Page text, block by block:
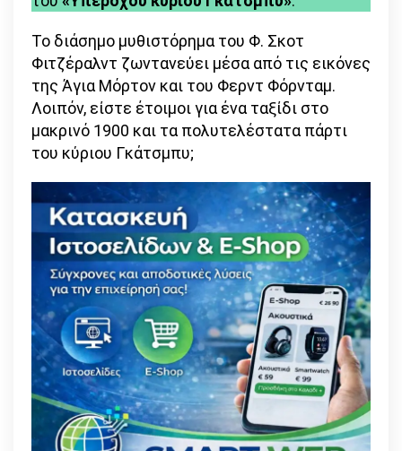
Το διάσημο μυθιστόρημα του Φ. Σκοτ
Φιτζέραλντ ζωντανεύει μέσα από τις εικόνες
της Άγια Μόρτον και του Φερντ Φόρνταμ.
Λοιπόν, είστε έτοιμοι για ένα ταξίδι στο
μακρινό 1900 και τα πολυτελέστατα πάρτι
του κύριου Γκάτσμπυ;